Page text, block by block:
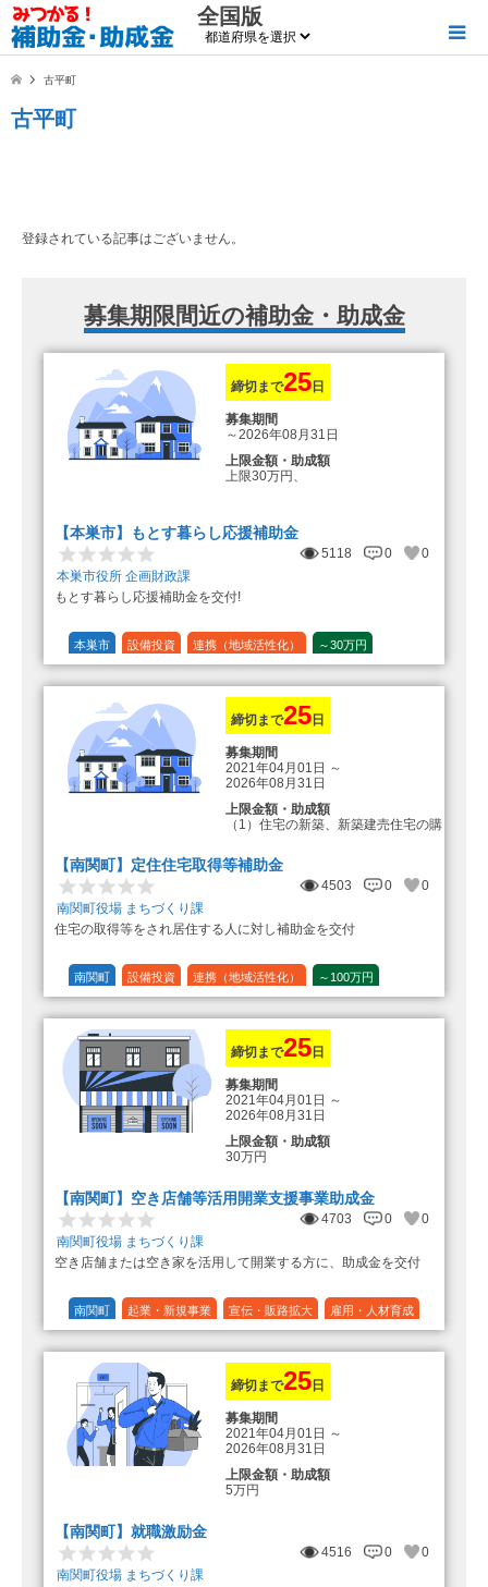
全国版
古平町
古平町
登録されている記事はございません。
募集期限間近の補助金・助成金
締切まで25日
募集期間
～2026年08月31日
上限金額・助成額
上限30万円、
【本巣市】もとす暮らし応援補助金
5118 0
0
本巣市役所 企画財政課
もとす暮らし応援補助金を交付!
本巣市 設備投資 連携（地域活性化） ～30万円
締切まで25日
募集期間
2021年04月01日 ～
2026年08月31日
上限金額・助成額
（1）住宅の新築、新築建売住宅の購
登録事業者利用の場合25万円加
算（50万円＋25万円加算＝75万円）
算（25万円＋25万円加算＝50万円）
（3）住宅リフォーム 経費の20％
の額（限度額50万円）
（最大で50万円＋25万円加算＝75万
【南関町】定住住宅取得等補助金
4503 0
0
南関町役場 まちづくり課
住宅の取得等をされ居住する人に対し補助金を交付
南関町 設備投資 連携（地域活性化） ～100万円
締切まで25 日
募集期間
2021年04月01日 ～
2026年08月31日
上限金額・助成額
30万円
【南関町】空き店舗等活用開業支援事業助成金
4703 0
0
南関町役場 まちづくり課
空き店舗または空き家を活用して開業する方に、助成金を交付
南関町 起業・新規事業 宣伝・販路拡大 雇用・人材育成
1/3 (33%)
締切まで25 日
募集期間
2021年04月01日 ～
2026年08月31日
上限金額・助成額
5万円
【南関町】就職激励金
4516 0
0
南関町役場 まちづくり課